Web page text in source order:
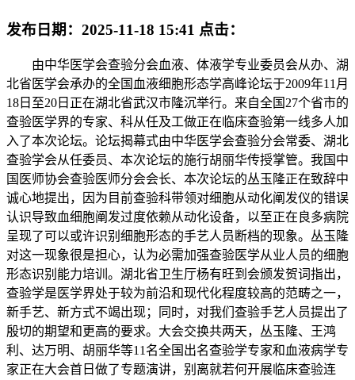
发布日期： 2025-11-18 15:41 点击：
由中华医学会查验分会血液、体液学专业委员会从办、湖
北省医学会承办的全国血液细胞形态学高峰论坛于2009年11月
18日至20日正在湖北省武汉市隆沉举行。来自全国27个省市的
查验医学界的专家、科从任及工做正在临床查验第一线多人加
入了本次论坛。论坛揭幕式由中华医学会查验分会常委、湖北
查验学会从任委员、本次论坛的施行胡丽华传授掌管。我国中
国医师协会查验医师分会会长、本次论坛的丛玉隆正在致辞中
诚心地提出，因为目前查验科带领对细胞从动化阐发仪的错误
认识导致血细胞阐发过度依赖从动化设备，以至正在良多病院
呈现了可以或许识别细胞形态的手艺人员断档的现象。丛玉隆
对这一现象很是担心，认为必需加强查验医学从业人员的细胞
形态识别能力培训。湖北省卫生厅杨有旺到会颁发贺词指出，
查验学是医学界处于较为前沿和现代化程度较高的范畴之一，
新手艺、新方式不竭出现；同时，对我们查验手艺人员提出了
殷切的期望和更高的要求。大会交换共两天，丛玉隆、王鸿
利、达万明、胡丽华等11名全国出名查验学专家和血液病学专
家正在大会首日做了专题演讲，别离就若何开展临床查验连